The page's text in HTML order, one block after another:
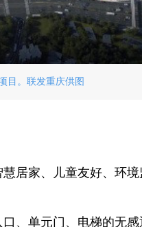
目。联发重庆供图
居家、儿童友好、环
、单元门、电梯的无